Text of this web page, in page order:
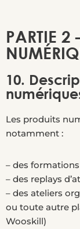
PARTIE 2
10.
Les produits
notamment :
– des
– des replays
– des ateliers
ou toute autre
Wooskill)